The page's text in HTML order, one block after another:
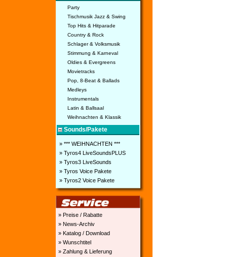
Party
Tischmusik Jazz & Swing
Top Hits & Hitparade
Country & Rock
Schlager & Volksmusik
Stimmung & Karneval
Oldies & Evergreens
Movietracks
Pop, 8-Beat & Ballads
Medleys
Instrumentals
Latin & Ballsaal
Weihnachten & Klassik
Sounds/Pakete
» *** WEIHNACHTEN ***
» Tyros4 LiveSoundsPLUS
» Tyros3 LiveSounds
» Tyros Voice Pakete
» Tyros2 Voice Pakete
» Preise / Rabatte
» News-Archiv
» Katalog / Download
» Wunschtitel
» Zahlung & Lieferung